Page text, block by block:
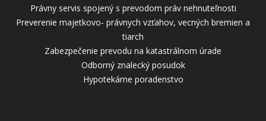
Právny servis spojený s prevodom práv nehnuteľnosti
Preverenie majetkovo- právnych vzťahov, vecných bremien a
tiarch
Zabezpečenie prevodu na katastrálnom úrade
Odborný znalecký posudok
Hypotekárne poradenstvo